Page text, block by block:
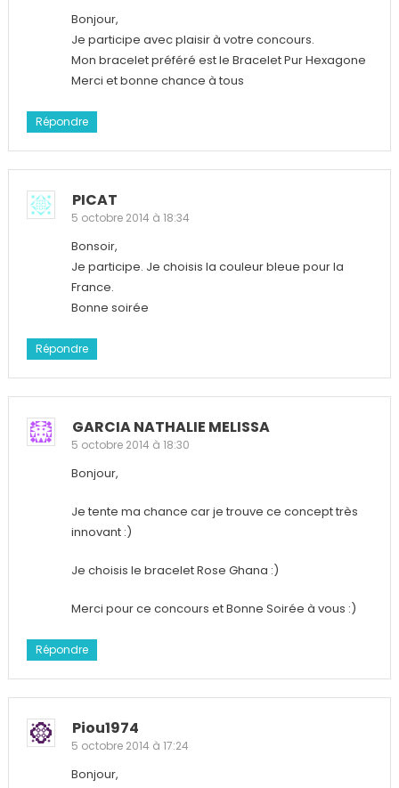
Bonjour,
Je participe avec plaisir à votre concours.
Mon bracelet préféré est le Bracelet Pur Hexagone
Merci et bonne chance à tous
Répondre
PICAT
5 octobre 2014 à 18:34
Bonsoir,
Je participe. Je choisis la couleur bleue pour la
France.
Bonne soirée
Répondre
GARCIA NATHALIE MELISSA
5 octobre 2014 à 18:30
Bonjour,
Je tente ma chance car je trouve ce concept très
innovant :)
Je choisis le bracelet Rose Ghana :)
Merci pour ce concours et Bonne Soirée à vous :)
Répondre
Piou1974
5 octobre 2014 à 17:24
Bonjour,